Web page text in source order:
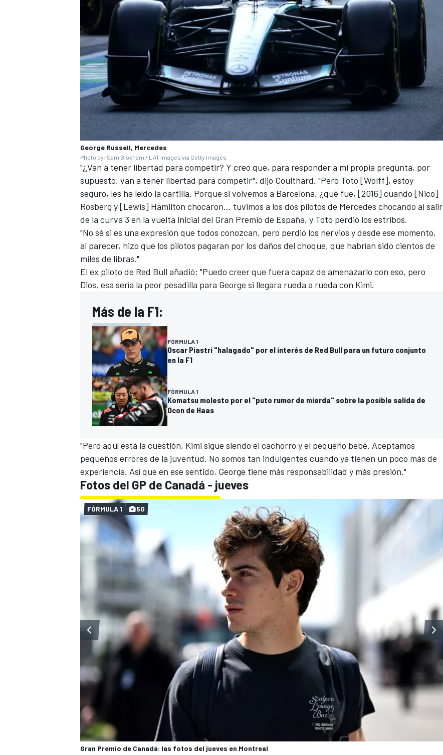
MÁS CATEGORÍAS
George Russell, Mercedes
Photo by: Sam Bloxham / LAT Images via Getty Images
"¿Van a tener libertad para competir? Y creo que, para responder a mi propia pregunta, por
supuesto, van a tener libertad para competir", dijo Coulthard. "Pero Toto [Wolff], estoy
seguro, les ha leído la cartilla. Porque si volvemos a Barcelona, ¿qué fue, [2016] cuando [Nico]
Rosberg y [Lewis] Hamilton chocaron... tuvimos a los dos pilotos de Mercedes chocando al salir
de la curva 3 en la vuelta inicial del Gran Premio de España, y Toto perdió los estribos.
"No sé si es una expresión que todos conozcan, pero perdió los nervios y desde ese momento,
al parecer, hizo que los pilotos pagaran por los daños del choque, que habrían sido cientos de
miles de libras."
El ex piloto de Red Bull añadió: "Puedo creer que fuera capaz de amenazarlo con eso, pero
Dios, esa sería la peor pesadilla para George si llegara rueda a rueda con Kimi.
Más de la F1:
FÓRMULA 1
Oscar Piastri "halagado" por el interés de Red Bull para un futuro conjunto
en la F1
FÓRMULA 1
Komatsu molesto por el "puto rumor de mierda" sobre la posible salida de
Ocon de Haas
"Pero aquí está la cuestión, Kimi sigue siendo el cachorro y el pequeño bebé. Aceptamos
pequeños errores de la juventud. No somos tan indulgentes cuando ya tienen un poco más de
experiencia. Así que en ese sentido, George tiene más responsabilidad y más presión."
Fotos del GP de Canadá - jueves
Gran Premio de Canadá: las fotos del jueves en Montreal
FÓRMULA 1 50